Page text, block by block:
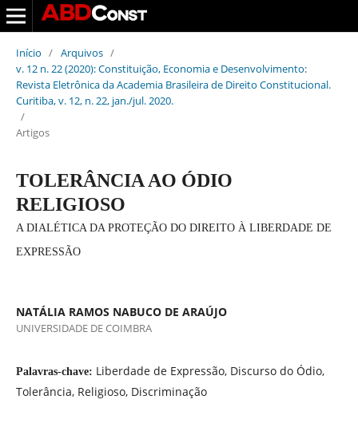
Início / Arquivos /
v. 12 n. 22 (2020): Constituição, Economia e Desenvolvimento:
Revista Eletrônica da Academia Brasileira de Direito Constitucional.
Curitiba, v. 12, n. 22, jan./jul. 2020.
/
Artigos
TOLERÂNCIA AO ÓDIO
RELIGIOSO
A DIALÉTICA DA PROTEÇÃO DO DIREITO À LIBERDADE DE
EXPRESSÃO
NATÁLIA RAMOS NABUCO DE ARAÚJO
UNIVERSIDADE DE COIMBRA
Palavras-chave: Liberdade de Expressão, Discurso do Ódio,
Tolerância, Religioso, Discriminação